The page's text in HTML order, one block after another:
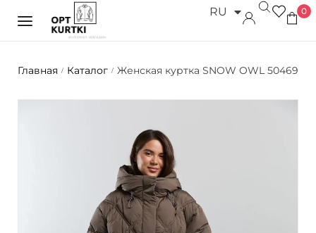
RU
UK 0
Главная / Каталог / Женская куртка SNOW OWL 50469